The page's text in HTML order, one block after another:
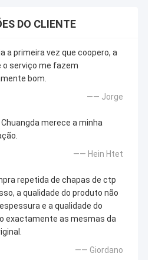
DO CLIENTE
a primeira vez que coopero, a
o serviço me fazem
bom.
—— Jorge
merece a minha
—— Hein Htet
repetida de chapas de ctp
a qualidade do produto não
e a qualidade do
exactamente as mesmas da
—— Giordano